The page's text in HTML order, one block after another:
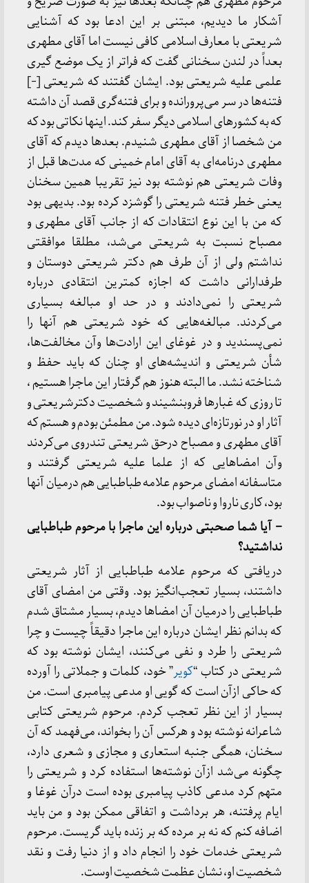
آشکار ما دیدیم، مبتنی بر این ادعا بود که آشنایی
شریعتی با معارف اسلامی کافی نیست اما آقای مطهری
بعداً در لندن سخنانی گفت که فراتر از یک موضع گیری
علمی علیه شریعتی بود. ایشان گفتند که شریعتی [-]
فتنه‌ها در سر می‌پرورانده و برای فتنه‌گری قصد آن داشته
که به کشورهای اسلامی دیگر سفر کند. اینها نکاتی بود که
من شخصا از آقای مطهری شنیدم. بعدها دیدم که آقای
مطهری درنامه‌ای به آقای امام خمینی که مدت‌ها قبل از
وفات شریعتی هم نوشته بود نیز تقریبا همین سخنان
یعنی خطر فتنه شریعتی را گوشزد کرده بود. بدیهی بود
که من با این نوع انتقادات که از جانب آقای مطهری و
مصباح نسبت به شریعتی می‌شد، مطلقا موافقتی
نداشتم ولی از آن طرف هم دکتر شریعتی دوستان و
طرفدارانی داشت که اجازه کمترین انتقادی درباره
شریعتی را نمی‌دادند و در حد او مبالغه بسیاری
می‌کردند. مبالغه‌هایی که خود شریعتی هم آنها را
نمی‌پسندید و در غوغای این ارادت‌ها وآن مخالفت‌ها،
شأن شریعتی و اندیشه‌های او چنان که باید حفظ و
شناخته نشد. ما البته هنوز هم گرفتار این ماجرا هستیم ،
تا روزی که غبارها فروبنشیند و شخصیت دکترشریعتی و
آثار او در نورتازه‌ای دیده شود. من مطمئن بودم و هستم که
آقای مطهری و مصباح درحق شریعتی تندروی می‌کردند
وآن امضاهایی که از علما علیه شریعتی گرفتند و
متاسفانه امضای مرحوم علامه طباطبایی هم درمیان آنها
بود، کاری ناروا و ناصواب بود.
– آیا شما صحبتی درباره این ماجرا با مرحوم طباطبایی
نداشتید؟
دریافتی که مرحوم علامه طباطبایی از آثار شریعتی
داشتند، بسیار تعجب‌انگیز بود. وقتی من امضای آقای
طباطبایی را درمیان آن امضاها دیدم، بسیار مشتاق شدم
که بدانم نظر ایشان درباره این ماجرا دقیقاً چیست و چرا
شریعتی را طرد و نفی می‌کنند، ایشان نوشته بود که
شریعتی در کتاب “کویر” خود، کلمات و جملاتی را آورده
که حاکی ازآن است که گویی او مدعی پیامبری است. من
بسیار از این نظر تعجب کردم. مرحوم شریعتی کتابی
شاعرانه نوشته بود و هرکس آن را بخواند، می‌فهمد که آن
سخنان، همگی جنبه استعاری و مجازی و شعری دارد،
چگونه می‌شد ازآن نوشته‌ها استفاده کرد و شریعتی را
متهم کرد مدعی کاذب پیامبری بوده است درآن غوغا و
ایام پرفتنه، هر برداشت و اتفاقی ممکن بود و من باید
اضافه کنم که نه بر مرده که بر زنده باید گریست. مرحوم
شریعتی خدمات خود را انجام داد و از دنیا رفت و نقد
شخصیت او، نشان عظمت شخصیت اوست.